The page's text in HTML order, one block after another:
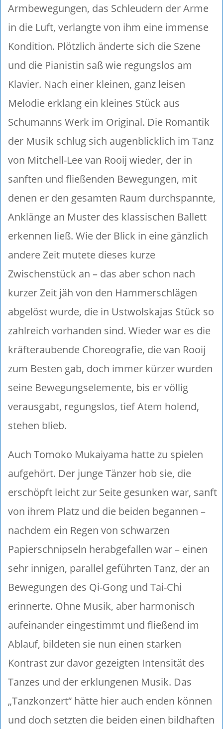
Armbewegungen, das Schleudern der Arme
in die Luft, verlangte von ihm eine immense
Kondition. Plötzlich änderte sich die Szene
und die Pianistin saß wie regungslos am
Klavier. Nach einer kleinen, ganz leisen
Melodie erklang ein kleines Stück aus
Schumanns Werk im Original. Die Romantik
der Musik schlug sich augenblicklich im Tanz
von Mitchell-Lee van Rooij wieder, der in
sanften und fließenden Bewegungen, mit
denen er den gesamten Raum durchspannte,
Anklänge an Muster des klassischen Ballett
erkennen ließ. Wie der Blick in eine gänzlich
andere Zeit mutete dieses kurze
Zwischenstück an – das aber schon nach
kurzer Zeit jäh von den Hammerschlägen
abgelöst wurde, die in Ustwolskajas Stück so
zahlreich vorhanden sind. Wieder war es die
kräfteraubende Choreografie, die van Rooij
zum Besten gab, doch immer kürzer wurden
seine Bewegungselemente, bis er völlig
verausgabt, regungslos, tief Atem holend,
stehen blieb.
Auch Tomoko Mukaiyama hatte zu spielen
aufgehört. Der junge Tänzer hob sie, die
erschöpft leicht zur Seite gesunken war, sanft
von ihrem Platz und die beiden begannen –
nachdem ein Regen von schwarzen
Papierschnipseln herabgefallen war – einen
sehr innigen, parallel geführten Tanz, der an
Bewegungen des Qi-Gong und Tai-Chi
erinnerte. Ohne Musik, aber harmonisch
aufeinander eingestimmt und fließend im
Ablauf, bildeten sie nun einen starken
Kontrast zur davor gezeigten Intensität des
Tanzes und der erklungenen Musik. Das
„Tanzkonzert“ hätte hier auch enden können
und doch setzten die beiden einen bildhaften